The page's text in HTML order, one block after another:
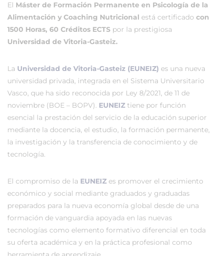
El Máster de Formación Permanente en Psicología de la
Alimentación y Coaching Nutricional está certificado con
1500 Horas, 60 Créditos ECTS por la prestigiosa
Universidad de Vitoria-Gasteiz.
La Universidad de Vitoria-Gasteiz (EUNEIZ) es una nueva
universidad privada, integrada en el Sistema Universitario
Vasco, que ha sido reconocida por Ley 8/2021, de 11 de
noviembre (BOE – BOPV). EUNEIZ tiene por función
esencial la prestación del servicio de la educación superior
mediante la docencia, el estudio, la formación permanente,
la investigación y la transferencia de conocimiento y de
tecnología.
El compromiso de la EUNEIZ es promover el crecimiento
económico y social mediante graduados y graduadas
preparados para la nueva economía global desde de una
formación de vanguardia apoyada en las nuevas
tecnologías como elemento formativo diferencial en toda
su oferta académica y en la práctica profesional como